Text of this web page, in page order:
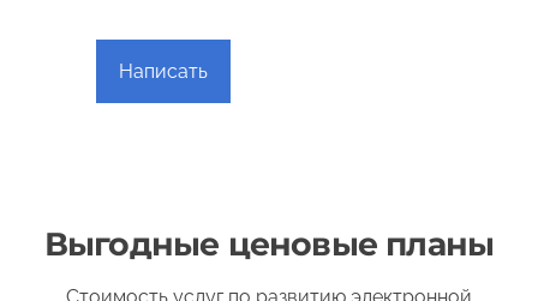
Написать
Выгодные ценовые планы
Стоимость услуг по развитию электронной